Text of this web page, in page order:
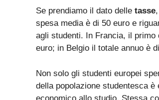
Se prendiamo il dato delle tasse
spesa media è di 50 euro e
agli studenti. In Francia, il primo
euro; in Belgio il totale annuo è
Non solo gli studenti europei
della popolazione studentesca